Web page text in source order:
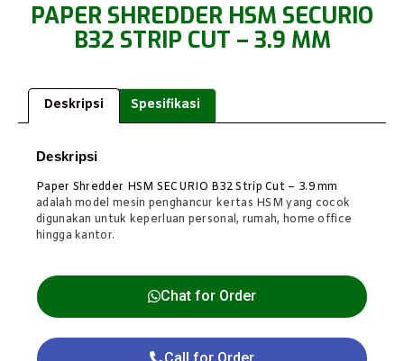
PAPER SHREDDER HSM SECURIO
B32 STRIP CUT – 3.9 MM
Deskripsi Spesifikasi
Deskripsi
Paper Shredder HSM SECURIO B32 Strip Cut – 3.9 mm
adalah model mesin penghancur kertas HSM yang cocok
digunakan untuk keperluan personal, rumah, home office
hingga kantor.
Chat for Order